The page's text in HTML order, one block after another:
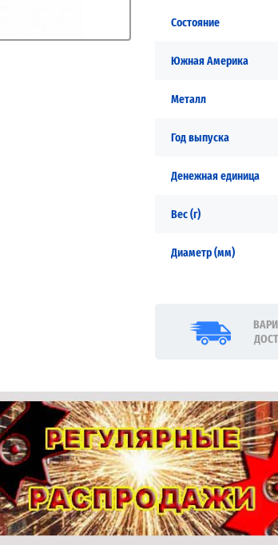
Состояние
Южная Америка
Металл
Год выпуска
Денежная единица
Вес (г)
Диаметр (мм)